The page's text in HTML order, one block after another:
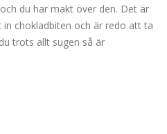
du har makt över den. Det är
in chokladbiten och är redo att ta
trots allt sugen så är